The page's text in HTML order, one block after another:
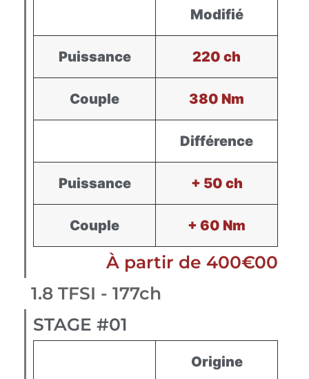
Modifié
Puissance 220 ch
Couple 380 Nm
Différence
Puissance + 50 ch
Couple + 60 Nm
À partir de 400€00
1.8 TFSI - 177ch
STAGE #01
Origine